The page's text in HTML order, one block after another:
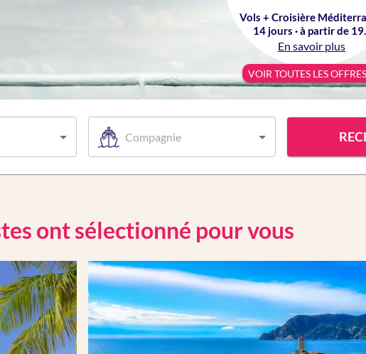
Vols + Croisière
14 jours · à partir de
En savoir plus
VOIR TOUTES LES OFFRES
Compagnie
ont sélectionné pour vous